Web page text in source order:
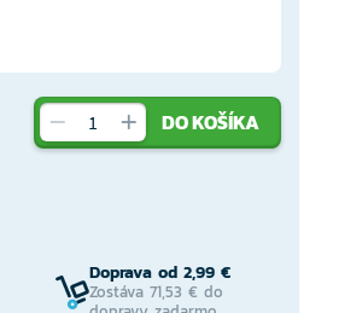
DO KOŠÍKA
Doprava od 2,99 €
Zostáva 71,53 € do